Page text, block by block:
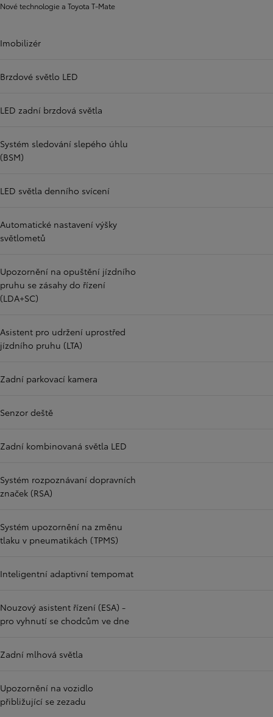
Nové technologie a Toyota T-Mate
Imobilizér
Brzdové světlo LED
LED zadní brzdová světla
Systém sledování slepého úhlu
(BSM)
LED světla denního svícení
Automatické nastavení výšky
světlometů
Upozornění na opuštění jízdního
pruhu se zásahy do řízení
(LDA+SC)
Asistent pro udržení uprostřed
jízdního pruhu (LTA)
Zadní parkovací kamera
Senzor deště
Zadní kombinovaná světla LED
Systém rozpoznávaní dopravních
značek (RSA)
Systém upozornění na změnu
tlaku v pneumatikách (TPMS)
Inteligentní adaptivní tempomat
Nouzový asistent řízení (ESA) -
pro vyhnutí se chodcům ve dne
Zadní mlhová světla
Upozornění na vozidlo
přibližující se zezadu